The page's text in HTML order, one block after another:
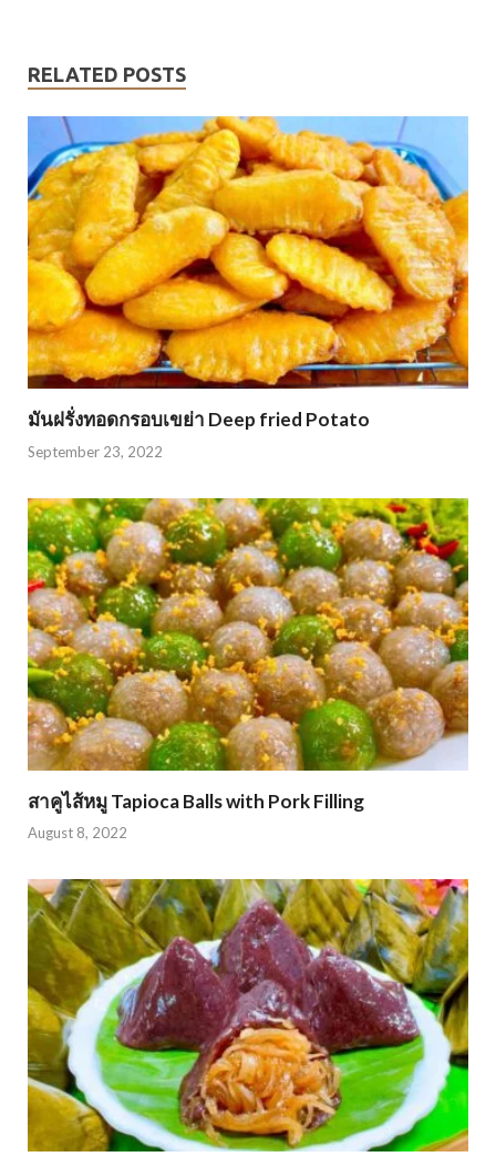
RELATED POSTS
มันฝรั่งทอดกรอบเขย่า Deep fried Potato
September 23, 2022
สาคูไส้หมู Tapioca Balls with Pork Filling
August 8, 2022